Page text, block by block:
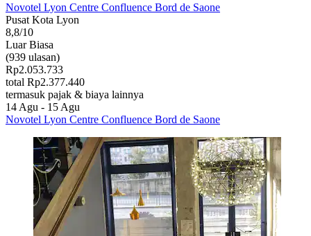
Novotel Lyon Centre Confluence Bord de Saone
Pusat Kota Lyon
8,8/10
Luar Biasa
(939 ulasan)
Rp2.053.733
total Rp2.377.440
termasuk pajak & biaya lainnya
14 Agu - 15 Agu
Novotel Lyon Centre Confluence Bord de Saone